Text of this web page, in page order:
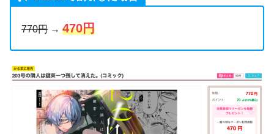
770円 →470円